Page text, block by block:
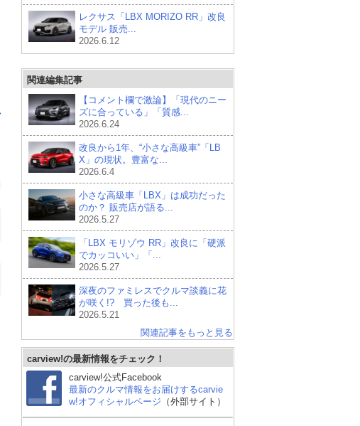
レクサス「LBX MORIZO RR」改良
モデル 販売...
2026.6.12
関連編集記事
【コメント欄で激論】「現代のニー
ズに合っている」「質感...
2026.6.24
改良から1年、“小さな高級車”「LB
X」の現状。豊富な...
2026.6.4
小さな高級車「LBX」は成功だった
のか？ 販売店が語る...
2026.5.27
「LBX モリゾウ RR」改良に「硬派
でカッコいい」「...
2026.5.27
深夜のファミレスでクルマ談義に花
が咲く!? 買った後も...
2026.5.21
関連記事をもっと見る
carview!の最新情報をチェック！
carview!公式Facebook
最新のクルマ情報をお届けするcarvie
w!オフィシャルページ （外部サイト）